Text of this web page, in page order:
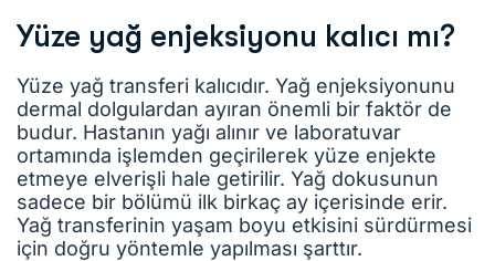
Yüze yağ enjeksiyonu kalıcı mı?
Yüze yağ transferi kalıcıdır. Yağ enjeksiyonunu
dermal dolgulardan ayıran önemli bir faktör de
budur. Hastanın yağı alınır ve laboratuvar
ortamında işlemden geçirilerek yüze enjekte
etmeye elverişli hale getirilir. Yağ dokusunun
sadece bir bölümü ilk birkaç ay içerisinde erir.
Yağ transferinin yaşam boyu etkisini sürdürmesi
için doğru yöntemle yapılması şarttır.